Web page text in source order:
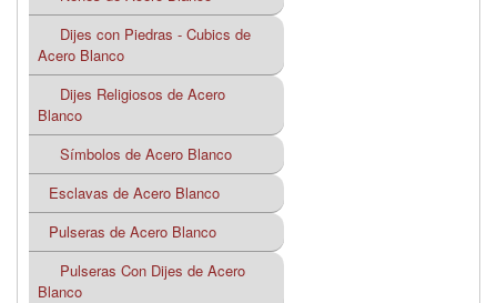
Dijes con Piedras - Cubics de
Acero Blanco
Dijes Religiosos de Acero
Blanco
Símbolos de Acero Blanco
Esclavas de Acero Blanco
Pulseras de Acero Blanco
Pulseras Con Dijes de Acero
Blanco